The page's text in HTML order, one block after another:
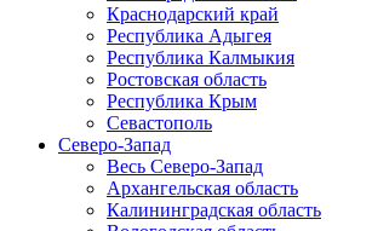
Краснодарский край
Республика Адыгея
Республика Калмыкия
Ростовская область
Республика Крым
Севастополь
Северо-Запад
Весь Северо-Запад
Архангельская область
Калининградская область